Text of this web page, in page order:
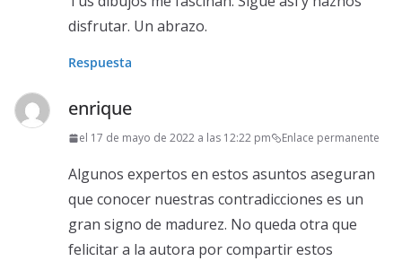
disfrutar. Un abrazo.
Respuesta
enrique
el 17 de mayo de 2022 a las 12:22 pm Enlace permanente
Algunos expertos en estos asuntos aseguran
que conocer nuestras contradicciones es un
gran signo de madurez. No queda otra que
felicitar a la autora por compartir estos